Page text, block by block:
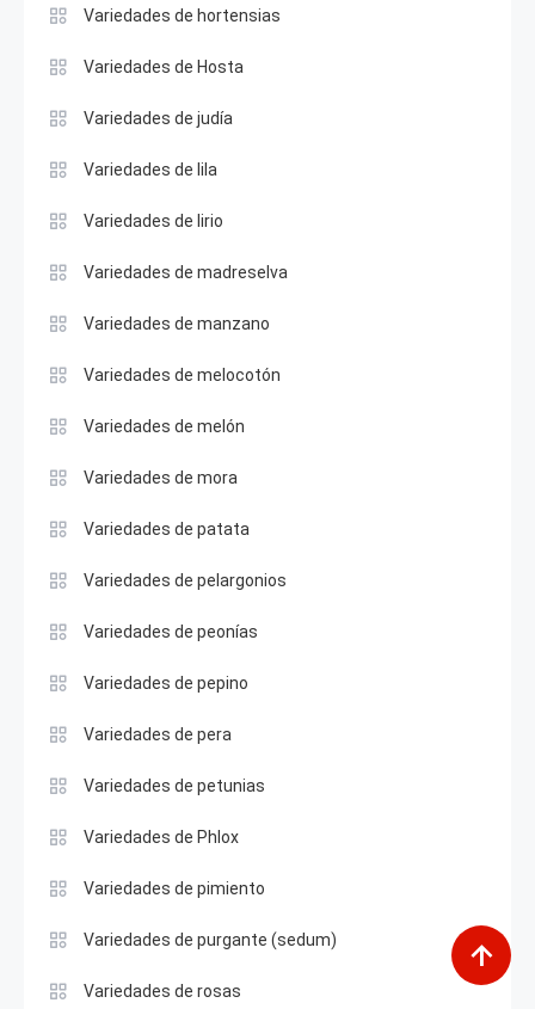
Variedades de hortensias
Variedades de Hosta
Variedades de judía
Variedades de lila
Variedades de lirio
Variedades de madreselva
Variedades de manzano
Variedades de melocotón
Variedades de melón
Variedades de mora
Variedades de patata
Variedades de pelargonios
Variedades de peonías
Variedades de pepino
Variedades de pera
Variedades de petunias
Variedades de Phlox
Variedades de pimiento
Variedades de purgante (sedum)
Variedades de rosas